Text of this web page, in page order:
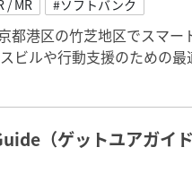
/ MR #ソフトバンク
都港区の竹芝地区でスマー
ビルや行動支援のための
（ゲットユアガイ